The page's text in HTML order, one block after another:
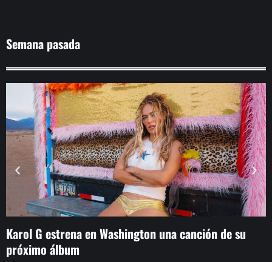
Semana pasada
Karol G estrena en Washington una canción de su
próximo álbum